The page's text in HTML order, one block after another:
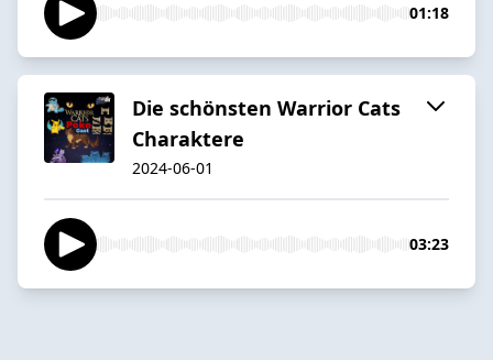
01:18
Die schönsten Warrior Cats
Charaktere
2024-06-01
03:23